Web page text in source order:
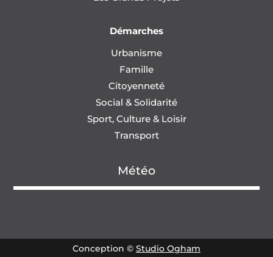
Démarches
Urbanisme
Famille
Citoyenneté
Social & Solidarité
Sport, Culture & Loisir
Transport
Météo
Conception © Studio Ogham